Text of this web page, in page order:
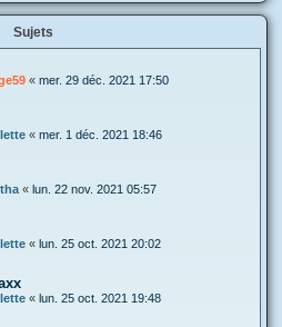
Sujets
« mer. 29 déc. 2021 17:50
« mer. 1 déc. 2021 18:46
« lun. 22 nov. 2021 05:57
« lun. 25 oct. 2021 20:02
« lun. 25 oct. 2021 19:48